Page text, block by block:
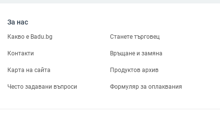
За нас
Какво е Badu.bg Станете търговец
Контакти Връщане и замяна
Карта на сайта Продуктов архив
Често задавани въпроси Формуляр за оплаквания